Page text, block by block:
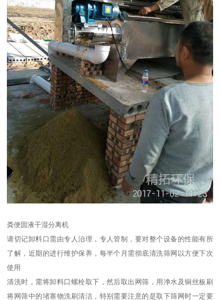
粪便固液干湿分离机
请切记卸料口需由专人治理，专人管制，要对整个设备的性能有所
了解，近期的进行维护保养，每半个月需彻底清洗筛网以方便下次
使用
清洗时，需将卸料口螺栓取下，然后取出网筛，用净水及铜丝板刷
将网筛中的堵塞物洗刷清洁，特别需要注意的是取下筛网时一定要